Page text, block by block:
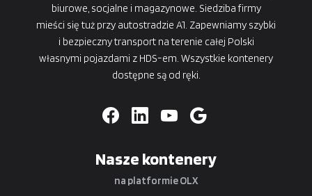
biurowe, socjalne i magazynowe. Siedziba firmy
mieści się tuż przy autostradzie A1. Zapewniamy szybki
i bezpieczny transport na terenie całej Polski
własnymi pojazdami z HDS-em. Wszystkie kontenery
dostępne są od ręki.
Nasze kontenery
na platformie OLX